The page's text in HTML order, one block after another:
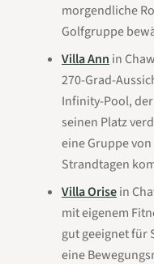
morgendliche
Golfgruppe
Villa Ann in
270-Grad-
Infinity-Pool,
seinen Platz
eine Gruppe
Strandtagen
Villa Orisein
mit eigenem
gut geeignet für
eine